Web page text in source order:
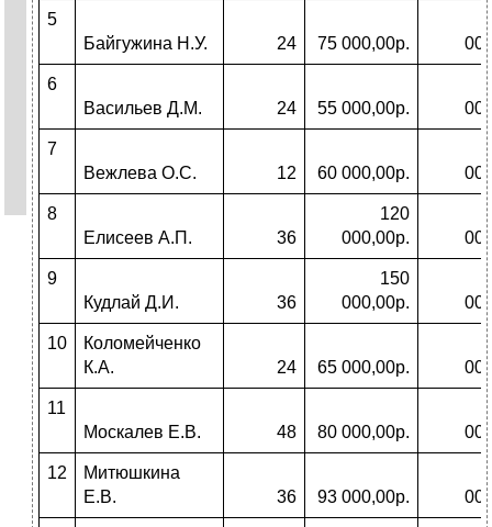
5
Байгужина Н.У.
24 75 000,00р.
6
Васильев Д.М.
24 55 000,00р.
7
Вежлева О.С.
12 60 000,00р.
8
Елисеев А.П.
36
120
000,00р.
9
Кудлай Д.И.
36
150
000,00р.
10
Коломейченко
К.А.
24 65 000,00р.
11
Москалев Е.В.
48 80 000,00р.
12
Митюшкина
Е.В.
36 93 000,00р.